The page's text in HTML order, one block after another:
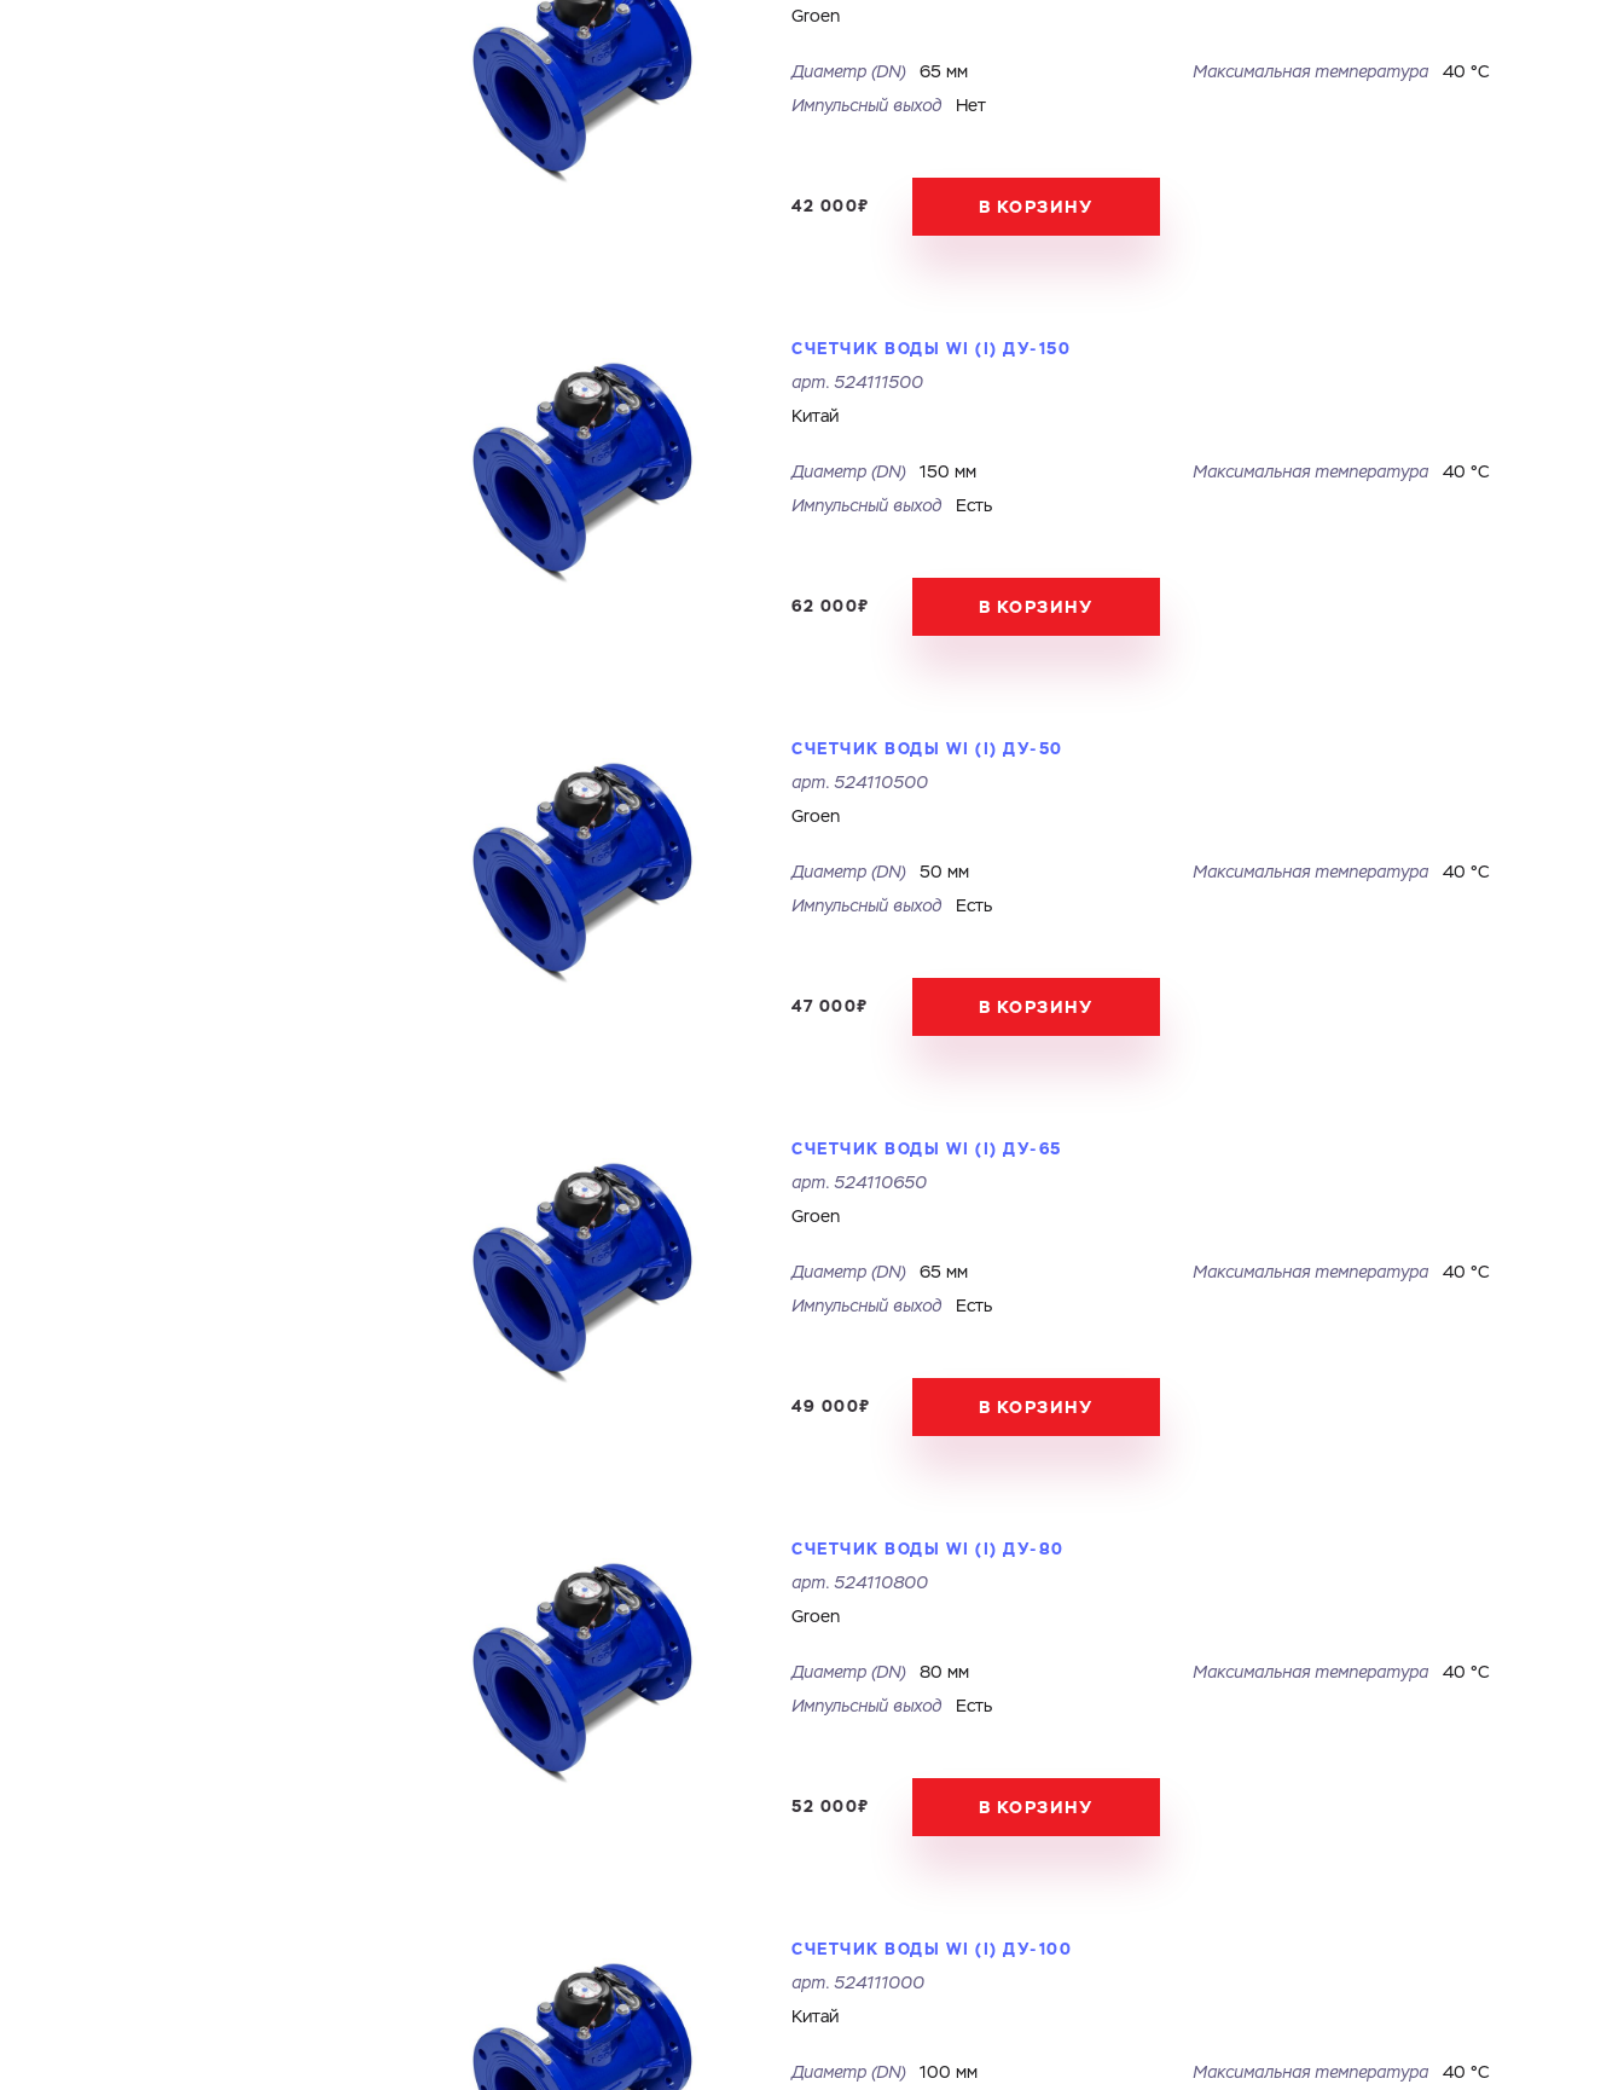
Номер телефона
Электронная почта Город
персональных данных
ОТПРАВИТЬ
Перечислите товары, которые вас интересуют и укажите какую информацию
вы хотите по ним получить. Мы свяжемся с вами в ближайшее время.
Запросить КП Запросить Счёт
Имя
Электронная почта
Файл с реквизитами огранизации (любой формат, макс. 20
ГОТОВО
Groen
Диаметр (DN) 65 мм Максимальная температура
40 °С
Импульсный выход
Нет
42 000₽ В КОРЗИНУ
СЧЕТЧИК ВОДЫ WI (I) ДУ-150
арт. 524111500
Китай
Диаметр (DN) 150 мм Максимальная температура
40 °С
Импульсный выход
Есть
62 000₽ В КОРЗИНУ
СЧЕТЧИК ВОДЫ WI (I) ДУ-50
арт. 524110500
Groen
Диаметр (DN) 50 мм Максимальная температура
40 °С
Импульсный выход
Есть
47 000₽ В КОРЗИНУ
СЧЕТЧИК ВОДЫ WI (I) ДУ-65
арт. 524110650
Groen
Диаметр (DN) 65 мм Максимальная температура
40 °С
Импульсный выход
Есть
49 000₽ В КОРЗИНУ
СЧЕТЧИК ВОДЫ WI (I) ДУ-80
арт. 524110800
Groen
Диаметр (DN) 80 мм Максимальная температура
40 °С
Импульсный выход
Есть
52 000₽ В КОРЗИНУ
СЧЕТЧИК ВОДЫ WI (I) ДУ-100
арт. 524111000
Китай
Диаметр (DN) 100 мм Максимальная температура 40 °С